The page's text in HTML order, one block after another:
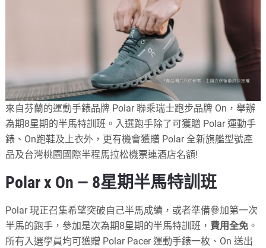
來自芬蘭的運動手錶品牌 Polar 聯乘瑞士跑步品牌 On，舉辦
為期8星期的半馬特訓班。入選跑手除了可獲贈 Polar 運動手
錶、On跑鞋及上衣外，更有機會獲贈 Polar 全新旗艦型號產
品及台灣桃園國際半程馬拉松機票連酒店名額!
Polar x On — 8星期半馬特訓班
Polar 現正召集希望突破自己半馬成績，或者準備參加第一次
半馬的跑手，參加是次為期8星期的半馬特訓班， 費用全免 。
所有入選學員均可獲贈 Polar Pacer 運動手錶一枚、On 送出